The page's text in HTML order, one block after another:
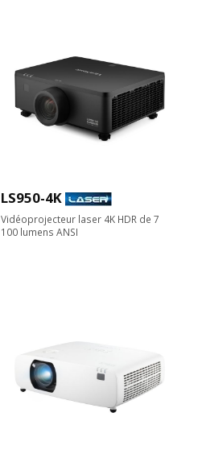
LS950-4K
Vidéoprojecteur laser 4K HDR de 7
100 lumens ANSI